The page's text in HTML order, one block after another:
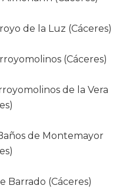
de la Luz (Cáceres)
(Cáceres)
de la Vera
de Montemayor
Barrado (Cáceres)